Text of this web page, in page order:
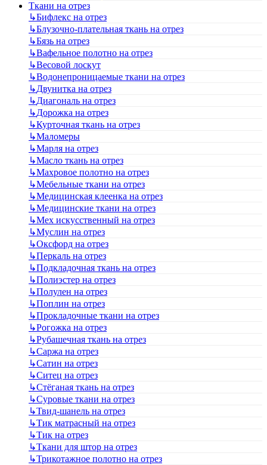
Ткани на отрез
↳Бифлекс на отрез
↳Блузочно-плательная ткань на отрез
↳Бязь на отрез
↳Вафельное полотно на отрез
↳Весовой лоскут
↳Водонепроницаемые ткани на отрез
↳Двунитка на отрез
↳Диагональ на отрез
↳Дорожка на отрез
↳Курточная ткань на отрез
↳Маломеры
↳Марля на отрез
↳Масло ткань на отрез
↳Махровое полотно на отрез
↳Мебельные ткани на отрез
↳Медицинская клеенка на отрез
↳Медицинские ткани на отрез
↳Мех искусственный на отрез
↳Муслин на отрез
↳Оксфорд на отрез
↳Перкаль на отрез
↳Подкладочная ткань на отрез
↳Полиэстер на отрез
↳Полулен на отрез
↳Поплин на отрез
↳Прокладочные ткани на отрез
↳Рогожка на отрез
↳Рубашечная ткань на отрез
↳Саржа на отрез
↳Сатин на отрез
↳Ситец на отрез
↳Стёганая ткань на отрез
↳Суровые ткани на отрез
↳Твид-шанель на отрез
↳Тик матрасный на отрез
↳Тик на отрез
↳Ткани для штор на отрез
↳Трикотажное полотно на отрез